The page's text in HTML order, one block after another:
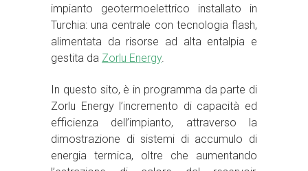
impianto geotermoelettrico installato in
Turchia: una centrale con tecnologia flash,
alimentata da risorse ad alta entalpia e
gestita da Zorlu Energy.
In questo sito, è in programma da parte di
Zorlu Energy l’incremento di capacità ed
efficienza dell’impianto, attraverso la
dimostrazione di sistemi di accumulo di
energia termica, oltre che aumentando